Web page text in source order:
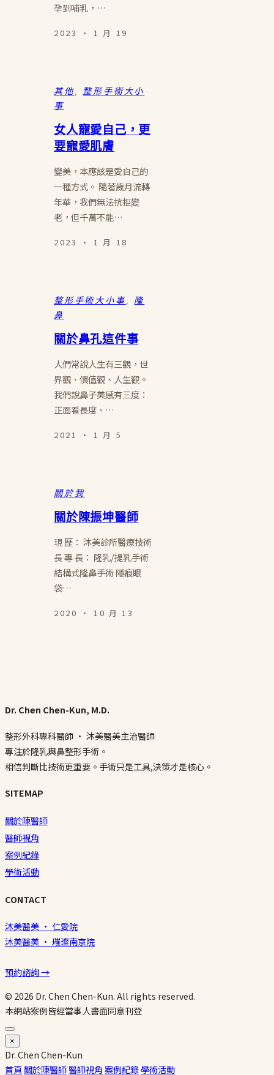
孕到哺乳，…
2023 · 1 月 19
其他
整形手術大小
事
女人寵愛自己，更
要寵愛肌膚
變美，本應該是愛自己的
一種方式。 隨著歲月流轉
年華，我們無法抗拒變
老，但千萬不能…
2023 · 1 月 18
整形手術大小事
隆
鼻
關於鼻孔這件事
人們常說人生有三觀，世
界觀、價值觀、人生觀。
我們說鼻子美感有三度：
正面看長度、…
2021 · 1 月 5
關於我
關於陳振坤醫師
現 歷： 沐美診所醫療技術
長 專 長： 隆乳/提乳手術
結構式隆鼻手術 隱痕眼
袋…
2020 · 10 月 13
Dr. Chen Chen-Kun, M.D.
整形外科專科醫師 · 沐美醫美主治醫師
專注於隆乳與鼻整形手術。
相信判斷比技術更重要。手術只是工具,決策才是核心。
SITEMAP
關於陳醫師
醫師視角
案例紀錄
學術活動
CONTACT
沐美醫美 · 仁愛院
沐美醫美 · 璀璨南京院
預約諮詢 →
© 2026 Dr. Chen Chen-Kun. All rights reserved.
本網站案例皆經當事人書面同意刊登
×
Dr.ChenChen-Kun
首頁 關於陳醫師醫師視角案例紀錄學術活動